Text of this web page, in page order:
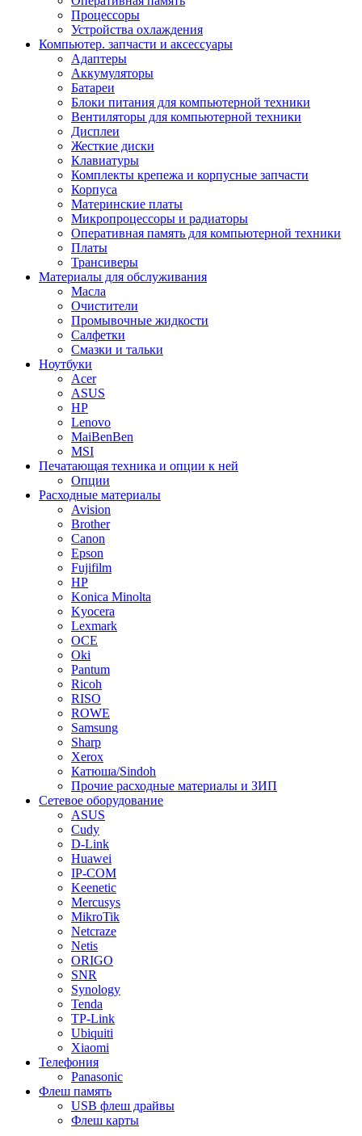
Процессоры
Устройства охлаждения
Компьютер. запчасти и аксессуары
Адаптеры
Аккумуляторы
Батареи
Блоки питания для компьютерной техники
Вентиляторы для компьютерной техники
Дисплеи
Жесткие диски
Клавиатуры
Комплекты крепежа и корпусные запчасти
Корпуса
Материнские платы
Микропроцессоры и радиаторы
Оперативная память для компьютерной техники
Платы
Трансиверы
Материалы для обслуживания
Масла
Очистители
Промывочные жидкости
Салфетки
Смазки и тальки
Ноутбуки
Acer
ASUS
HP
Lenovo
MaiBenBen
MSI
Печатающая техника и опции к ней
Опции
Расходные материалы
Avision
Brother
Canon
Epson
Fujifilm
HP
Konica Minolta
Kyocera
Lexmark
OCE
Oki
Pantum
Ricoh
RISO
ROWE
Samsung
Sharp
Xerox
Катюша/Sindoh
Прочие расходные материалы и ЗИП
Сетевое оборудование
ASUS
Cudy
D-Link
Huawei
IP-COM
Keenetic
Mercusys
MikroTik
Netcraze
Netis
ORIGO
SNR
Synology
Tenda
TP-Link
Ubiquiti
Xiaomi
Телефония
Panasonic
Флеш память
USB флеш драйвы
Флеш карты